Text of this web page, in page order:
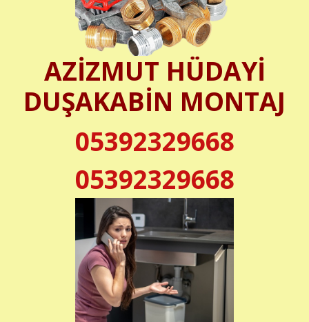
AZİZMUT HÜDAYİ
DUŞAKABİN MONTAJ
05392329668
05392329668